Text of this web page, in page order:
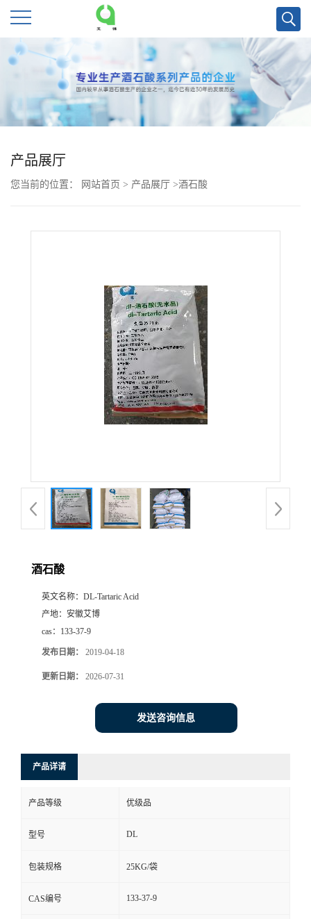
公
首
页
公
品
厅
产品展厅
您当前的位置： 网站首页 > 产品展厅 >酒石酸
酒石酸
英文名称： DL-Tartaric Acid
产地： 安徽艾博
cas： 133-37-9
发布日期： 2019-04-18
更新日期： 2026-07-31
发送咨询信息
产品详请
产品等级 优级品
型号 DL
包装规格 25KG/袋
CAS编号 133-37-9